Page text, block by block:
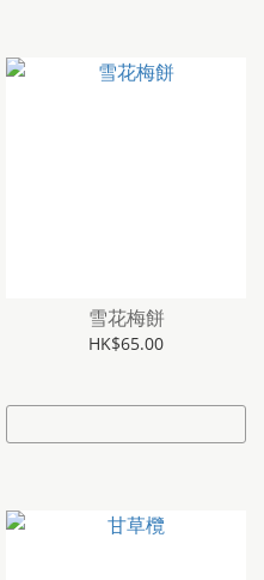
雪花梅餅
HK$65.00